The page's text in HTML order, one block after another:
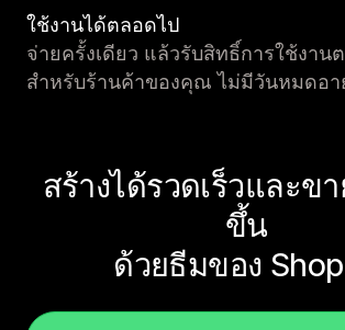
ใช้งานได้ตลอดไป
จ่ายครั้งเดียว แล้วรับสิทธิ์การใช้งาน
สำหรับร้านค้าของคุณ ไม่มีวันหมดอา
สร้างได้รวดเร็วและข
ขึ้น
ด้วยธีมของ